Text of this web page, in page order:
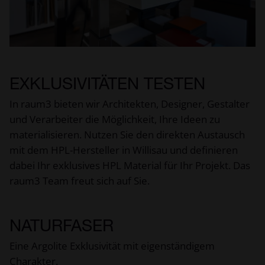
EXKLUSIVITÄTEN TESTEN
In raum3 bieten wir Architekten, Designer, Gestalter
und Verarbeiter die Möglichkeit, Ihre Ideen zu
materialisieren. Nutzen Sie den direkten Austausch
mit dem HPL-Hersteller in Willisau und definieren
dabei Ihr exklusives HPL Material für Ihr Projekt. Das
raum3 Team freut sich auf Sie.
NATURFASER
Eine Argolite Exklusivität mit eigenständigem
Charakter.